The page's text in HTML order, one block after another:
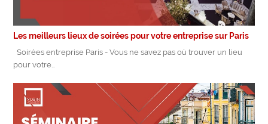
Les meilleurs lieux de soirées pour votre entreprise sur Paris
Soirées entreprise Paris - Vous ne savez pas où trouver un lieu
pour votre…